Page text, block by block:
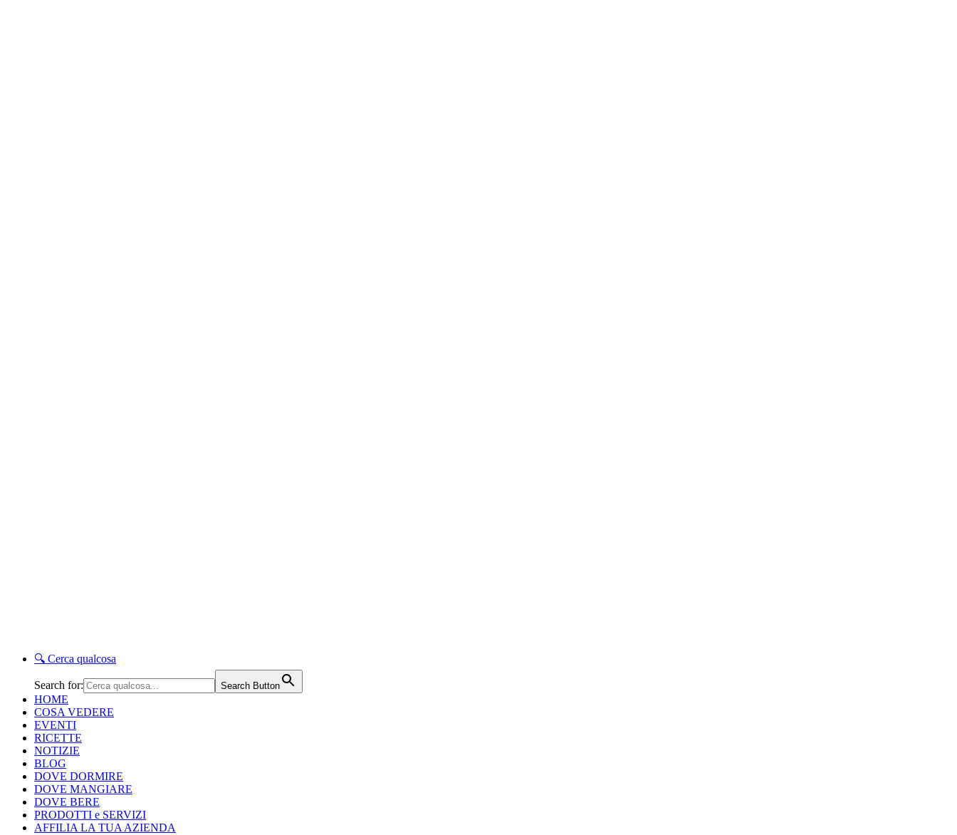
🔍 Cerca qualcosa
Search for: Search Button
HOME
COSA VEDERE
EVENTI
RICETTE
NOTIZIE
BLOG
DOVE DORMIRE
DOVE MANGIARE
DOVE BERE
PRODOTTI e SERVIZI
AFFILIA LA TUA AZIENDA